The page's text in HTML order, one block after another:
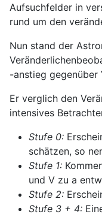
Aufsuchfelder in
rund um den
Nun stand der
-anstieg gegenüber
Er verglich den
intensives
Stufe 0:
schätzen, so
Stufe 1:
und V zu a
Stufe 2:
Stufe 3 + 4: